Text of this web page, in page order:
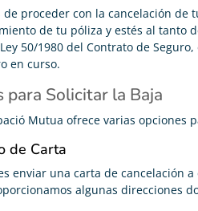
de proceder con la cancelación
de tu póliza y estés al tanto
50/1980 del Contrato de
en curso.
para Solicitar la Baja
Mutua ofrece varias opciones
de Carta
enviar una carta de cancelación
algunas direcciones